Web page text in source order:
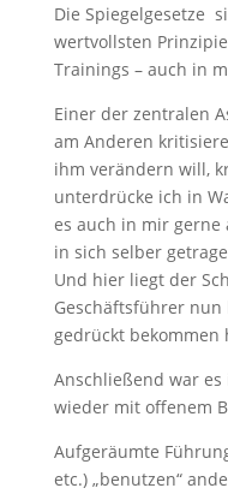
Die Spiegelgesetze
wertvollsten
Trainings – auch in
Einer der zentralen
am Anderen
ihm verändern will,
unterdrücke ich in
es auch in mir gerne
in sich selber
Und hier liegt der
Geschäftsführer
gedrückt bekommen
Anschließend war
wieder mit offenem
Aufgeräumte
etc.) „benutzen“